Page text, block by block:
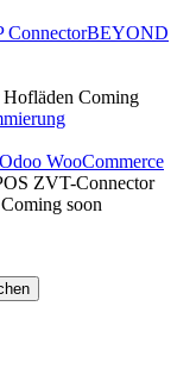
ConnectorBEYOND
Coming
Odoo WooCommerce
ZVT-Connector
Coming soon